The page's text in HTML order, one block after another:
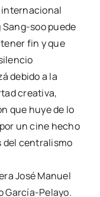
internacional
Sang-soo puede
fin y que
debido a la
creativa,
que huye de lo
un cine hecho
del centralismo
José Manuel
García-Pelayo.